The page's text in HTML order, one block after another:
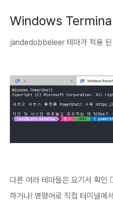
Windows
jandedobbeleer 테마가 적용 된
다른 여러 테마들은 요기서 확인
하거나! 명령어로 직접 터미널에